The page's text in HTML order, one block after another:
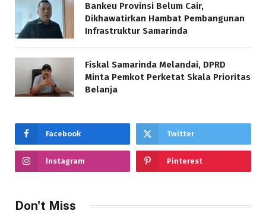
Bankeu Provinsi Belum Cair,
Dikhawatirkan Hambat Pembangunan
Infrastruktur Samarinda
Fiskal Samarinda Melandai, DPRD
Minta Pemkot Perketat Skala Prioritas
Belanja
Facebook Twitter
Instagram Pinterest
Don't Miss